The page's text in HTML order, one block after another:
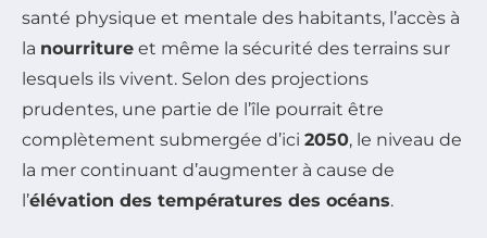
santé physique et mentale des habitants, l’accès à
la nourriture et même la sécurité des terrains sur
lesquels ils vivent. Selon des projections
prudentes, une partie de l’île pourrait être
complètement submergée d’ici 2050, le niveau de
la mer continuant d’augmenter à cause de
l’élévation des températures des océans.